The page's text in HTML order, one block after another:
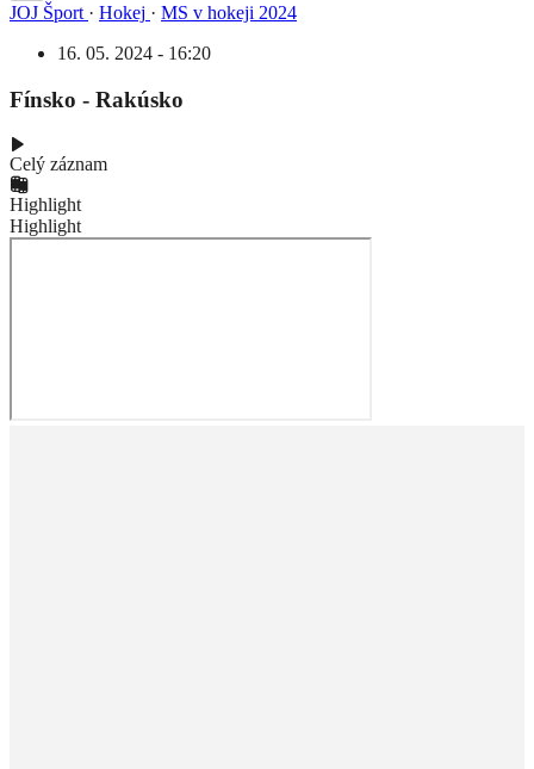
JOJ Šport · Hokej · MS v hokeji 2024
16. 05. 2024 - 16:20
Fínsko - Rakúsko
Celý záznam
Highlight
Highlight